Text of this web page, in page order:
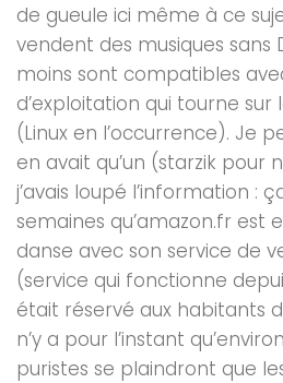
de gueule ici même à ce
vendent des musiques sans
moins sont compatibles
d’exploitation qui tourne sur
(Linux en l’occurrence). Je
en avait qu’un (starzik pour
j’avais loupé l’information :
semaines qu’amazon.fr est
danse avec son service de
(service qui fonctionne
était réservé aux habitants
n’y a pour l’instant
puristes se plaindront que